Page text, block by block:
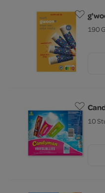
190
10